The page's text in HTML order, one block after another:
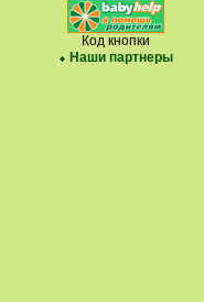
Код кнопки
Наши партнеры